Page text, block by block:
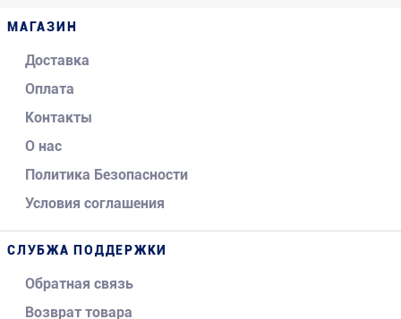
МАГАЗИН
Доставка
Оплата
Контакты
О нас
Политика Безопасности
Условия соглашения
СЛУБЖА ПОДДЕРЖКИ
Обратная связь
Возврат товара